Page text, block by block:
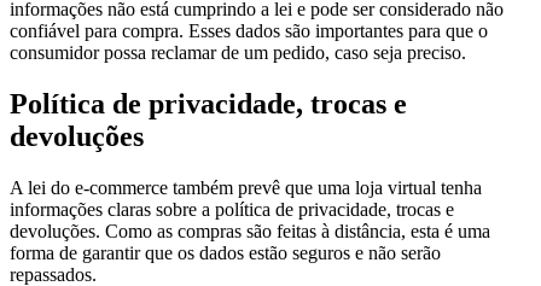
informações não está cumprindo a lei e pode ser considerado não
confiável para compra. Esses dados são importantes para que o
consumidor possa reclamar de um pedido, caso seja preciso.
Política de privacidade, trocas e
devoluções
A lei do e-commerce também prevê que uma loja virtual tenha
informações claras sobre a política de privacidade, trocas e
devoluções. Como as compras são feitas à distância, esta é uma
forma de garantir que os dados estão seguros e não serão
repassados.